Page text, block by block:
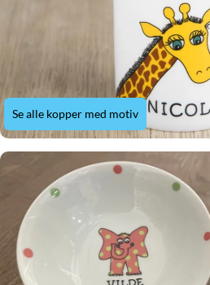
Se alle kopper med motiv